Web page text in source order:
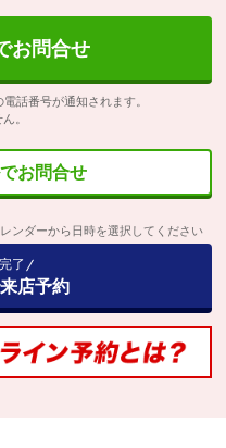
お問合せ
話番号が通知されます。
。
お問合せ
ンダーから日時を選択してください
了
店予約